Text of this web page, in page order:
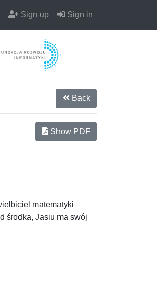
Sign up Sign in
Back
Show PDF
matematyki
środka, Jasiu ma swój